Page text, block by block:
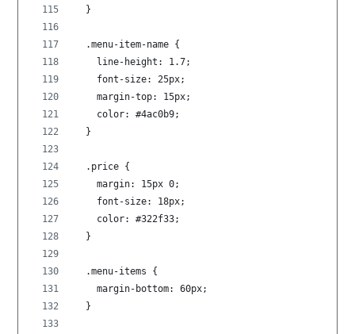
  }
  .menu-item-name {
    line-height: 1.7;
    font-size: 25px;
    margin-top: 15px;
    color: #4ac0b9;
  }
  .price {
    margin: 15px 0;
    font-size: 18px;
    color: #322f33;
  }
  .menu-items {
    margin-bottom: 60px;
  }